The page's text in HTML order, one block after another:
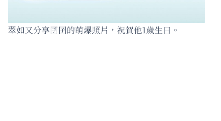
翠如又分享囝囝的萌爆照片，祝賀他1歲生日。